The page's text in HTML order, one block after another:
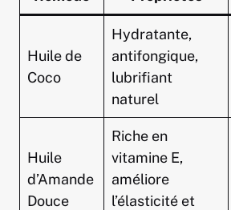
Huile de
Coco
Hydratante,
antifongique,
lubrifiant
naturel
Huile
d’Amande
Douce
Riche en
vitamine E,
améliore
l’élasticité et